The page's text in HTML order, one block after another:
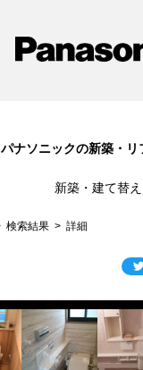
パナソニックの新築・
新築・建て替え
検索結果 詳細